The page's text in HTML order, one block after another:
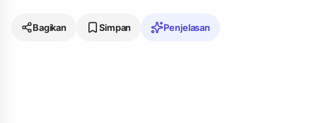
Bagikan Simpan Penjelasan